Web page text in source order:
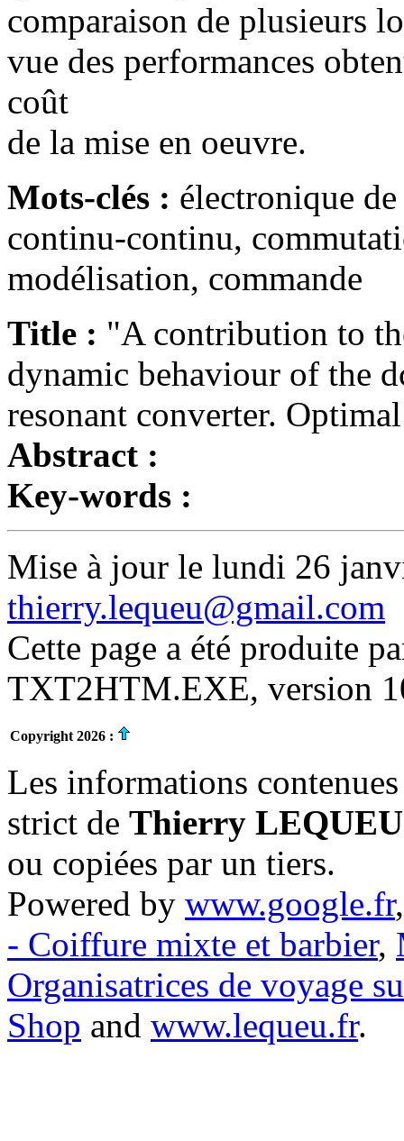
comparaison de plusieurs
vue des performances
coût
de la mise en oeuvre.
Mots-clés : électronique
continu-continu,
modélisation, commande
Title : "A contribution to
dynamic behaviour of the
resonant converter.
Abstract :
Key-words :
Mise à jour le lundi 26
thierry.lequeu@gmail.com
Cette page a été produite
TXT2HTM.EXE, version
Copyright 2026 :
Les informations
strict de Thierry LEQUEU
ou copiées par un tiers.
Powered by www.google.fr
- Coiffure mixte et barbier,
Organisatrices de voyage
Shop and www.lequeu.fr.